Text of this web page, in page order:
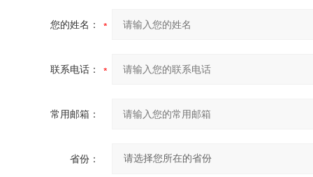
您的姓名：
联系电话：
常用邮箱：
省份：